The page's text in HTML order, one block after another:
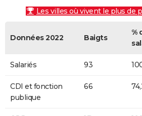
Les villes où vivent le plus de
Données 2022 Baigts
%
Salariés 93
CDI et fonction
publique
66